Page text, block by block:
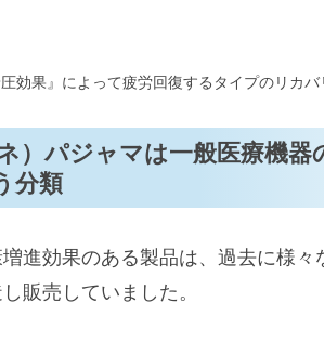
効果』によって疲労回復するタイプのリカバ
）パジャマは一般医療機器
分類
進効果のある製品は、過去に様々
販売していました。